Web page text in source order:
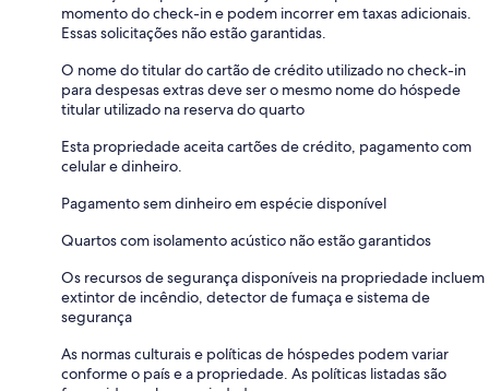
momento do check-in e podem incorrer em taxas adicionais.
Essas solicitações não estão garantidas.
O nome do titular do cartão de crédito utilizado no check-in
para despesas extras deve ser o mesmo nome do hóspede
titular utilizado na reserva do quarto
Esta propriedade aceita cartões de crédito, pagamento com
celular e dinheiro.
Pagamento sem dinheiro em espécie disponível
Quartos com isolamento acústico não estão garantidos
Os recursos de segurança disponíveis na propriedade incluem
extintor de incêndio, detector de fumaça e sistema de
segurança
As normas culturais e políticas de hóspedes podem variar
conforme o país e a propriedade. As políticas listadas são